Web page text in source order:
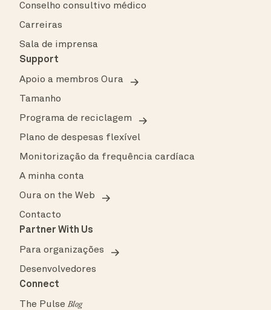
Conselho consultivo médico
Carreiras
Sala de imprensa
Support
Apoio a membros Oura
Tamanho
Programa de reciclagem
Plano de despesas flexível
Monitorização da frequência cardíaca
A minha conta
Oura on the Web
Contacto
Partner With Us
Para organizações
Desenvolvedores
Connect
The PulseBlog